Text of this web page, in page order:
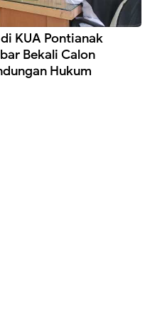
KUA Pontianak
Bekali Calon
Hukum